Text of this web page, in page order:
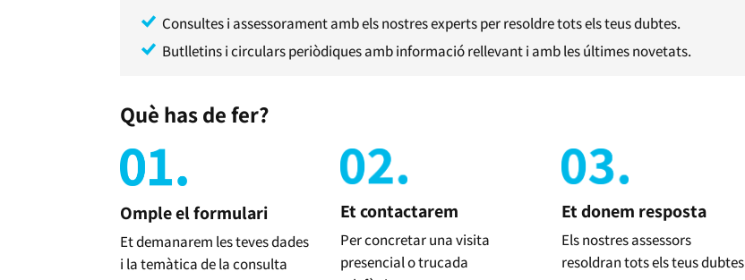
Consultes i assessorament amb els nostres experts per resoldre tots els teus dubtes.
Butlletins i circulars periòdiques amb informació rellevant i amb les últimes novetats.
Què has de fer?
Omple el formulari
Et demanarem les teves dades
i la temàtica de la consulta
Et contactarem
Per concretar una visita
presencial o trucada
Et donem resposta
Els nostres assessors
resoldran tots els teus dubtes